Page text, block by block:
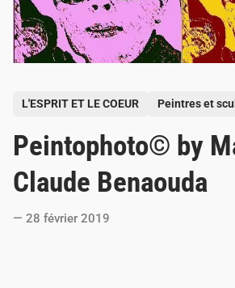
s
t
e
d
L'ESPRIT ET LE COEUR Peintres et
Peintophoto© by
Claude Benaouda
28 février 2019